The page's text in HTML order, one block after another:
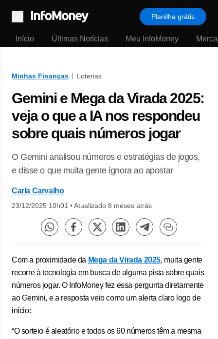
Menu
Planilha grátis
Início Últimas Notícias Meu InfoMoney
Minhas Finanças Loterias
Gemini e Mega da Virada 2025:
veja o que a IA nos respondeu
sobre quais números jogar
O Gemini analisou números e estratégias de jogos,
e disse o que muita gente ignora ao apostar
Carla Carvalho
23/12/2025 10h01 •Atualizado 8 meses atrás
Com a proximidade da Mega da Virada 2025, muita gente
recorre à tecnologia em busca de alguma pista sobre quais
números jogar. O InfoMoney fez essa pergunta diretamente
ao Gemini, e a resposta veio como um alerta claro logo de
início:
“O sorteio é aleatório e todos os 60 números têm a mesma